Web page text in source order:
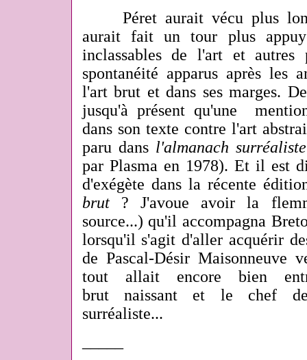
Péret aurait vécu plus
aurait fait un tour plus
inclassables de l'art et autres
spontanéité apparus après les
l'art brut et dans ses marges.
jusqu'à présent qu'une
dans son texte contre l'art
paru dans l'almanach
par Plasma en 1978). Et il est
d'exégète dans la récente
brut ? J'avoue avoir la
source...) qu'il accompagna
lorsqu'il s'agit d'aller acquérir
de Pascal-Désir Maisonneuve
tout allait encore bien
brut naissant et le chef
surréaliste...